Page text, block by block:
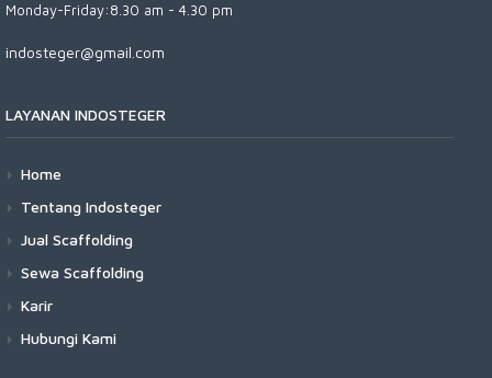
Monday-Friday:8.30 am - 4.30 pm
indosteger@gmail.com
LAYANAN INDOSTEGER
Home
Tentang Indosteger
Jual Scaffolding
Sewa Scaffolding
Karir
Hubungi Kami